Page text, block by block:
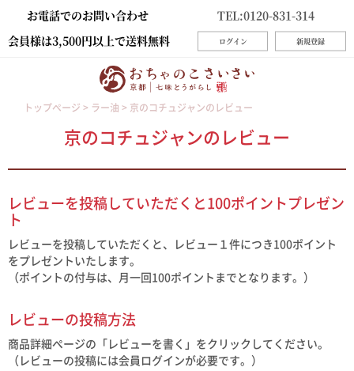
お電話でのお問い合わせ
TEL:0120-831-314
会員様は3,500円以上で送料無料
ログイン 新規登録
トップページ ラー油 京のコチュジャンのレビュー
京のコチュジャンのレビュー
レビューを投稿していただくと100ポイントプレゼン
ト
レビューを投稿していただくと、レビュー１件につき100ポイント
をプレゼントいたします。
（ポイントの付与は、月一回100ポイントまでとなります。）
レビューの投稿方法
商品詳細ページの「レビューを書く」をクリックしてください。
（レビューの投稿には会員ログインが必要です。）